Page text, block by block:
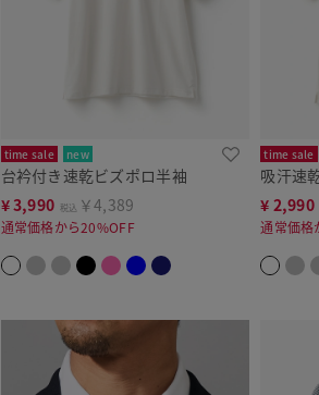
time sale new
台衿付き速乾ビズポロ半袖
¥3,990 税込 ￥4,389
通常価格から20%OFF
time sale
吸汗速
¥ 2,990
通常価格